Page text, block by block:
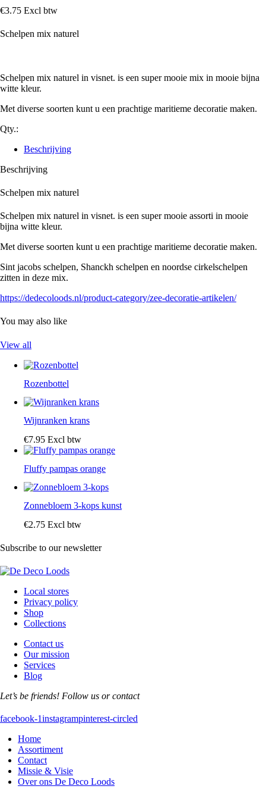
€3.75 Excl btw
Schelpen mix naturel
Schelpen mix naturel in visnet. is een super mooie mix in mooie bijna
witte kleur.
Met diverse soorten kunt u een prachtige maritieme decoratie maken.
Qty.:
Beschrijving
Beschrijving
Schelpen mix naturel
Schelpen mix naturel in visnet. is een super mooie assorti in mooie
bijna witte kleur.
Met diverse soorten kunt u een prachtige maritieme decoratie maken.
Sint jacobs schelpen, Shanckh schelpen en noordse cirkelschelpen
zitten in deze mix.
https://dedecoloods.nl/product-category/zee-decoratie-artikelen/
You may also like
View all
Rozenbottel
Wijnranken krans
€7.95 Excl btw
Fluffy pampas orange
Zonnebloem 3-kops kunst
€2.75 Excl btw
Subscribe to our newsletter
Local stores
Privacy policy
Shop
Collections
Contact us
Our mission
Services
Blog
Let’s be friends! Follow us or contact
facebook-1instagrampinterest-circled
Home
Assortiment
Contact
Missie & Visie
Over ons De Deco Loods